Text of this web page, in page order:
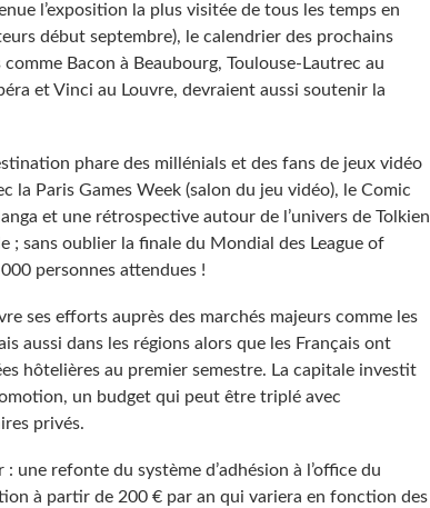
l’exposition la plus visitée de tous les temps en
début septembre), le calendrier des prochains
Bacon à Beaubourg, Toulouse-Lautrec au
et Vinci au Louvre, devraient aussi soutenir la
phare des millénials et des fans de jeux vidéo
la Paris Games Week (salon du jeu vidéo), le Comic
et une rétrospective autour de l’univers de Tolkien
; sans oublier la finale du Mondial des League of
000 personnes attendues !
ses efforts auprès des marchés majeurs comme les
aussi dans les régions alors que les Français ont
hôtelières au premier semestre. La capitale investit
un budget qui peut être triplé avec
privés.
une refonte du système d’adhésion à l’office du
à partir de 200 € par an qui variera en fonction des